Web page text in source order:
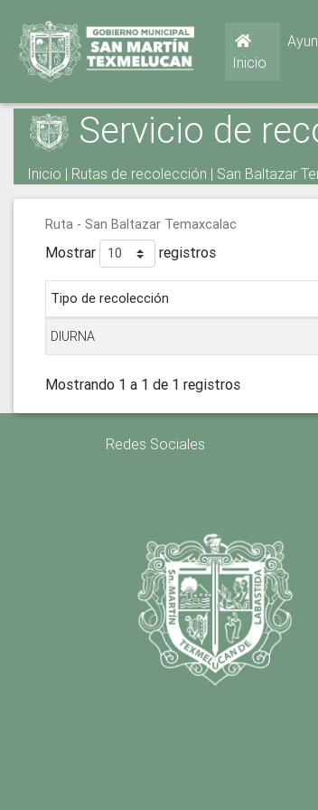
Inicio
Servicio de
Inicio | Rutas de recolección | San Baltazar
Ruta - San Baltazar Temaxcalac
Mostrar registros
Tipo de recolección
DIURNA
Mostrando 1 a 1 de 1 registros
Redes Sociales